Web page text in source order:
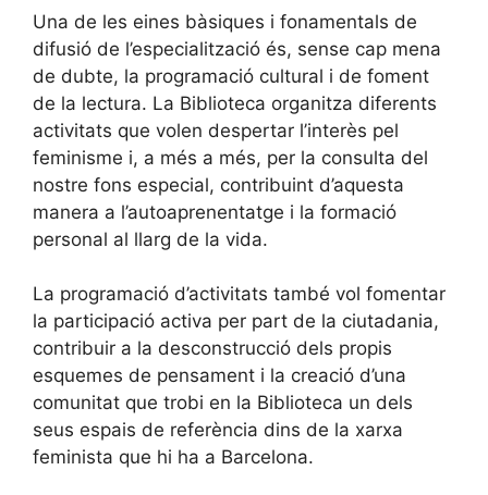
Una de les eines bàsiques i fonamentals de
difusió de l’especialització és, sense cap mena
de dubte, la programació cultural i de foment
de la lectura. La Biblioteca organitza diferents
activitats que volen despertar l’interès pel
feminisme i, a més a més, per la consulta del
nostre fons especial, contribuint d’aquesta
manera a l’autoaprenentatge i la formació
personal al llarg de la vida.
La programació d’activitats també vol fomentar
la participació activa per part de la ciutadania,
contribuir a la desconstrucció dels propis
esquemes de pensament i la creació d’una
comunitat que trobi en la Biblioteca un dels
seus espais de referència dins de la xarxa
feminista que hi ha a Barcelona.